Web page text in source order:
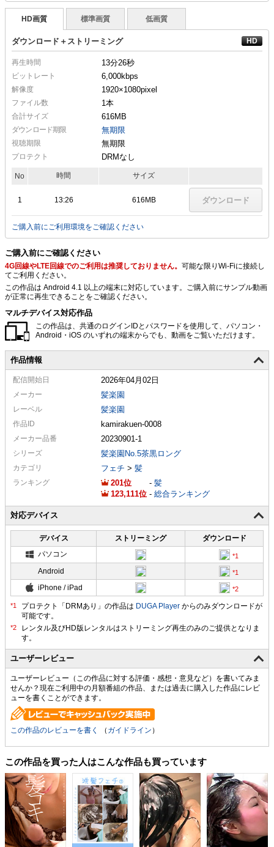
HD画質 標準画質 低画質
ダウンロード＋ストリーミング
再生時間 13分26秒
ビットレート 6,000kbps
解像度 1920×1080pixel
ファイル数 1本
合計サイズ 616MB
ダウンロード期限 無期限
視聴期限 無期限
プロテクト DRMなし
No 時間 サイズ
1 13:26 616MB ダウンロード
ご購入前にご利用環境をご確認ください
ご購入前にご確認ください
4G回線やLTE回線でのご利用は推奨しておりません。 可能な限りWi-Fiに接続し
てご利用ください。
この作品は Android 4.1 以上の端末に対応しています。ご購入前にサンプル動画
が正常に再生できることをご確認ください。
マルチデバイス対応作品
この作品は、共通のログインIDとパスワードを使用して、パソコン・
Android・iOS のいずれの端末からでも、動画をご覧いただけます。
作品情報
配信開始日 2026年04月02日
メーカー 髪楽園
レーベル 髪楽園
作品ID kamirakuen-0008
メーカー品番 20230901-1
シリーズ 髪楽園No.5茶黒ロング
カテゴリ フェチ > 髪
ランキング 201 - 髪
123,111
- 総合ランキング
対応デバイス
デバイス ストリーミング
ダウンロード
パソコン
Android
iPhone / iPad
プロテクト「DRMあり」の作品は DUGA Player からのみダウンロードが
可能です。
ユーザーレビュー
ユーザーレビュー（この作品に対する評価・感想・意見など）を書いてみま
せんか？現在ご利用中の月額番組の作品、または過去に購入した作品にレビ
ューを書くことができます。
この作品のレビューを書く （ ガイドライン ）
この作品を買った人はこんな作品も買っています